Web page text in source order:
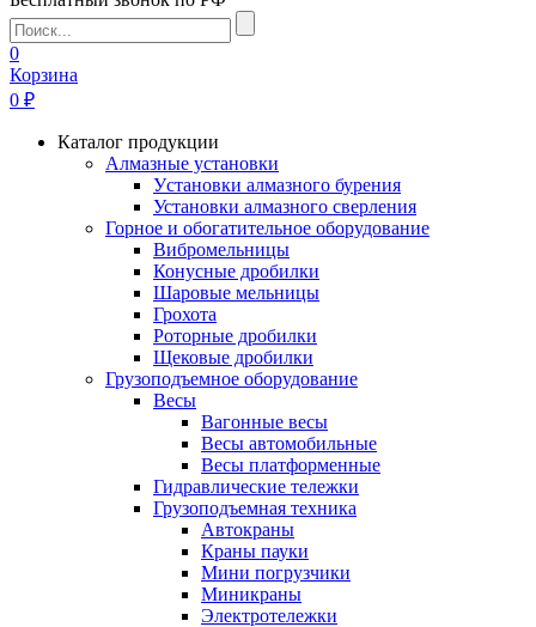
0
Корзина
0 ₽
Каталог продукции
Алмазные установки
Уcтановки алмазного бурения
Установки алмазного сверления
Горное и обогатительное оборудование
Вибромельницы
Конусные дробилки
Шаровые мельницы
Грохота
Роторные дробилки
Щековые дробилки
Грузоподъемное оборудование
Весы
Вагонные весы
Весы автомобильные
Весы платформенные
Гидравлические тележки
Грузоподъемная техника
Автокраны
Краны пауки
Мини погрузчики
Миникраны
Электротележки